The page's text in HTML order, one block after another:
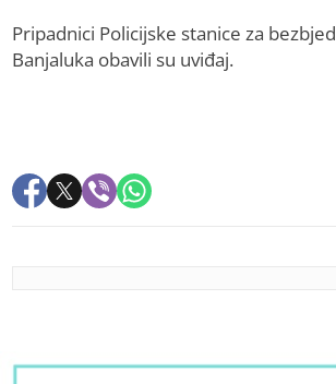
Pripadnici Policijske stanice za
Banjaluka obavili su uviđaj.